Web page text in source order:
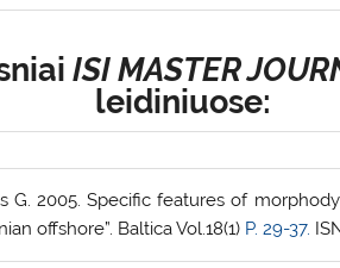
ISI MASTER
leidiniuose:
G. 2005. Specific features of
offshore”. Baltica Vol.18(1) P. 29-37.